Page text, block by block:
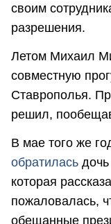
своим
разрешения.
Летом Михаил
совместную
Ставрополья.
решил,
В мае того же
обратилась
которая
пожаловалась,
обещанные